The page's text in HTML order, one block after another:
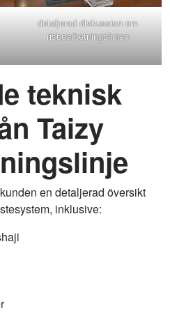
detaljerad diskussion om
risbearbetningslinjen
teknisk
Taizy
en detaljerad översikt
inklusive: